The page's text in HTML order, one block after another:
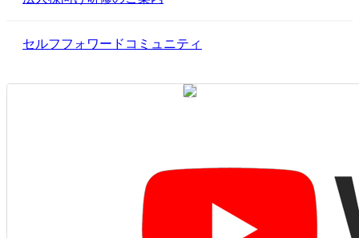
セルフフォワードコミュニティ